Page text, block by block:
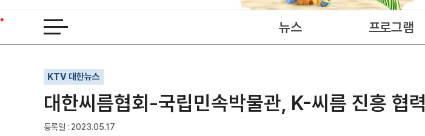
전체메뉴 열기 뉴스 프로그램
KTV 대한뉴스
대한씨름협회-국립민속박물관, K-씨름 진흥 협력
등록일 : 2023.05.17
기사인쇄
글자확대
글자축소